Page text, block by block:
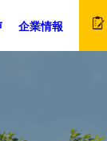
企業情報